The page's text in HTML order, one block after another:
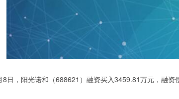
8日，阳光诺和（688621）融资买入3459.81万元，融